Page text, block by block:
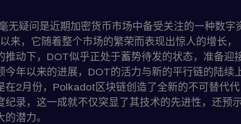
无疑问是近期加密货币市场中备受关注的一种数字
来，它随着整个市场的繁荣而表现出惊人的增长，
推动下，DOT似乎正处于蓄势待发的状态，准备迎
今年以来的进展，DOT的活力与新的平行链的陆续
在2月份，Polkadot区块链创造了全新的不可替代代
纪录，这一成就不仅突显了其技术的先进性，还预
潜力。